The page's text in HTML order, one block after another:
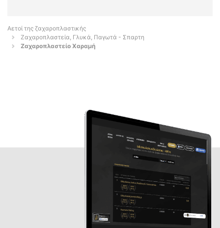
Αετοί της ζαχαροπλαστικής
Ζαχαροπλαστεία, Γλυκά, Παγωτά - Σπαρτη
Ζαχαροπλαστείο Χαραμή